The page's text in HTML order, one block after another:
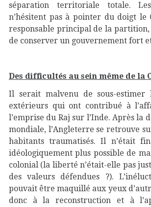
séparation territoriale totale.
n’hésitent pas à pointer du doigt le
responsable principal de la partition,
de conserver un gouvernement fort
Des difficultés au sein même de la
Il serait malvenu de sous-estimer
extérieurs qui ont contribué à
l’emprise du Raj sur l’Inde. Après la
mondiale, l’Angleterre se retrouve
habitants traumatisés. Il n’était
idéologiquement plus possible de
colonial (la liberté n’était-elle pas
des valeurs défendues ?).
pouvait être maquillé aux yeux
donc à la reconstruction et à